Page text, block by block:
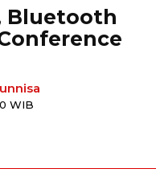
Bluetooth
WIB